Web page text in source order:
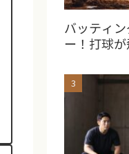
バッティ
ー！打球